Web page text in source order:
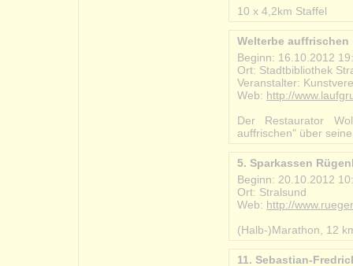
10 x 4,2km Staffel
Welterbe auffrischen
Beginn: 16.10.2012
Ort: Stadtbibliothek
Veranstalter:
Web: http://
Der Restaurator
auffrischen" über
5. Sparkassen
Beginn: 20.10.2012
Ort: Stralsund
Web: http://
(Halb-)Marathon, 12
11. Sebastian-